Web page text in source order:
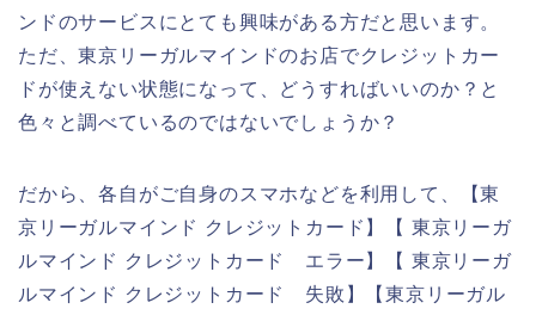
ンドのサービスにとても興味がある方だと思います。
ただ、東京リーガルマインドのお店でクレジットカー
ドが使えない状態になって、どうすればいいのか？と
色々と調べているのではないでしょうか？
だから、各自がご自身のスマホなどを利用して、【東
京リーガルマインド クレジットカード】【 東京リーガ
ルマインド クレジットカード エラー】【 東京リーガ
ルマインド クレジットカード 失敗】【東京リーガル